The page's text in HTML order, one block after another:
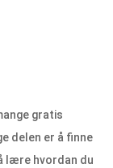
gratis
delen er å finne
lære hvordan du